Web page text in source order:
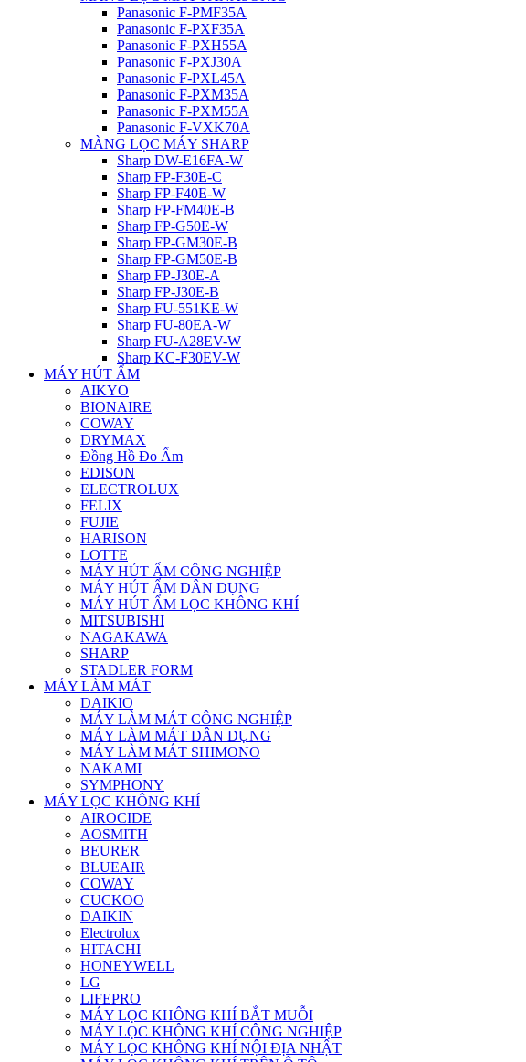
Panasonic F-PMF35A
Panasonic F-PXF35A
Panasonic F-PXH55A
Panasonic F-PXJ30A
Panasonic F-PXL45A
Panasonic F-PXM35A
Panasonic F-PXM55A
Panasonic F-VXK70A
MÀNG LỌC MÁY SHARP
Sharp DW-E16FA-W
Sharp FP-F30E-C
Sharp FP-F40E-W
Sharp FP-FM40E-B
Sharp FP-G50E-W
Sharp FP-GM30E-B
Sharp FP-GM50E-B
Sharp FP-J30E-A
Sharp FP-J30E-B
Sharp FU-551KE-W
Sharp FU-80EA-W
Sharp FU-A28EV-W
Sharp KC-F30EV-W
MÁY HÚT ẨM
AIKYO
BIONAIRE
COWAY
DRYMAX
Đồng Hồ Đo Ẩm
EDISON
ELECTROLUX
FELIX
FUJIE
HARISON
LOTTE
MÁY HÚT ẨM CÔNG NGHIỆP
MÁY HÚT ẨM DÂN DỤNG
MÁY HÚT ẨM LỌC KHÔNG KHÍ
MITSUBISHI
NAGAKAWA
SHARP
STADLER FORM
MÁY LÀM MÁT
DAIKIO
MÁY LÀM MÁT CÔNG NGHIỆP
MÁY LÀM MÁT DÂN DỤNG
MÁY LÀM MÁT SHIMONO
NAKAMI
SYMPHONY
MÁY LỌC KHÔNG KHÍ
AIROCIDE
AOSMITH
BEURER
BLUEAIR
COWAY
CUCKOO
DAIKIN
Electrolux
HITACHI
HONEYWELL
LG
LIFEPRO
MÁY LỌC KHÔNG KHÍ BẮT MUỖI
MÁY LỌC KHÔNG KHÍ CÔNG NGHIỆP
MÁY LỌC KHÔNG KHÍ NỘI ĐỊA NHẬT